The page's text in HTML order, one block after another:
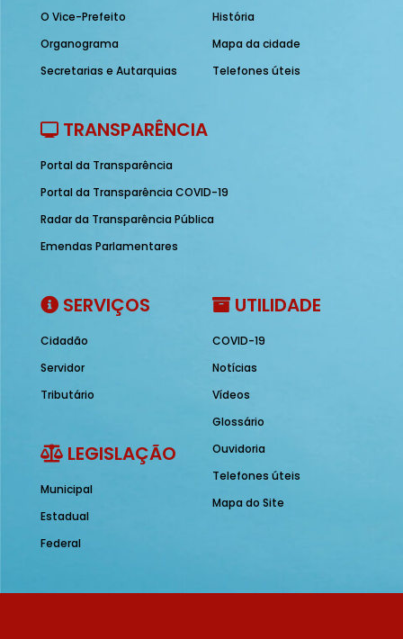
O Vice-Prefeito
Organograma
Secretarias e Autarquias
História
Mapa da cidade
Telefones úteis
TRANSPARÊNCIA
Portal da Transparência
Portal da Transparência COVID-19
Radar da Transparência Pública
Emendas Parlamentares
SERVIÇOS
Cidadão
Servidor
Tributário
LEGISLAÇÃO
Municipal
Estadual
Federal
UTILIDADE
COVID-19
Notícias
Vídeos
Glossário
Ouvidoria
Telefones úteis
Mapa do Site